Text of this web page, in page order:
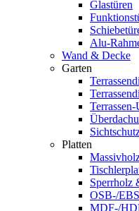
Glastüren
Alu-
Wand & Decke
Garten
Platten
Sperrholz
OSB-/
MDF-/